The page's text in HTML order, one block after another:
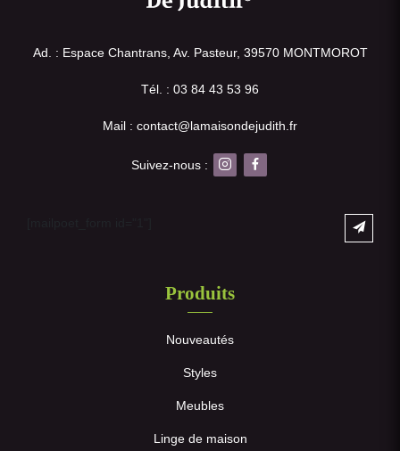
Ad. : Espace Chantrans, Av. Pasteur, 39570 MONTMOROT
Tél. : 03 84 43 53 96
Mail : contact@lamaisondejudith.fr
Suivez-nous :
Produits
Nouveautés
Styles
Meubles
Linge de maison